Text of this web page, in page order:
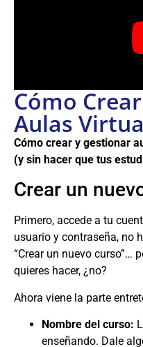
Cómo
Aulas
Cómo crear y gestionar
(y sin hacer que tus
Crear un
Primero, accede a tu
usuario y contraseña, no
“Crear un nuevo curso”…
quieres hacer, ¿no?
Ahora viene la parte
Nombre del curso:
enseñando. Dale